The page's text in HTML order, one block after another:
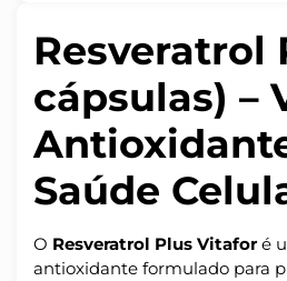
Resveratrol
cápsulas) –
Saúde
O Resveratrol Plus Vitaforé
antioxidante formulado para